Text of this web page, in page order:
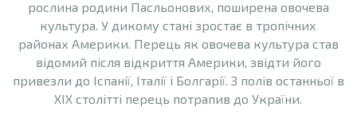
рослина родини Пасльонових, поширена овочева
культура. У дикому стані зростає в тропічних
районах Америки. Перець як овочева культура став
відомий після відкриття Америки, звідти його
привезли до Іспанії, Італії і Болгарії. З полів останньої в
XIX столітті перець потрапив до України.